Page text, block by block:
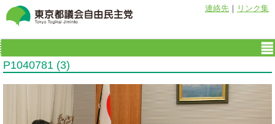
連絡先 ｜ リンク集
P1040781 (3)